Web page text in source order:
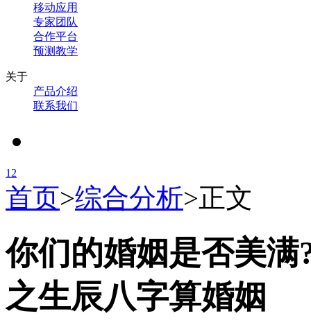
移动应用
专家团队
合作平台
预测教学
关于
产品介绍
联系我们
1 2
首页>综合分析>正文
你们的婚姻是否美
之生辰八字算婚姻